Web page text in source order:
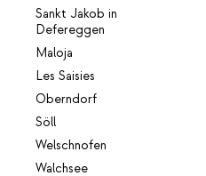
Sankt Jakob in
Defereggen
Maloja
Les Saisies
Oberndorf
Söll
Welschnofen
Walchsee